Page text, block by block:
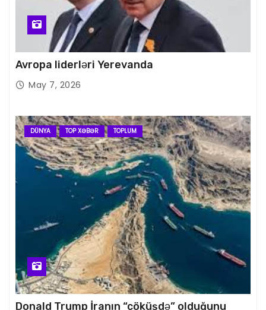
Avropa liderləri Yerevanda
May 7, 2026
DÜNYA TOP XƏBƏR TOPLUM
Donald Trump İranın “çöküşdə” olduğunu